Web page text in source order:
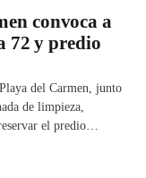
convoca a
72 y predio
del Carmen, junto
de limpieza,
el predio
la participación